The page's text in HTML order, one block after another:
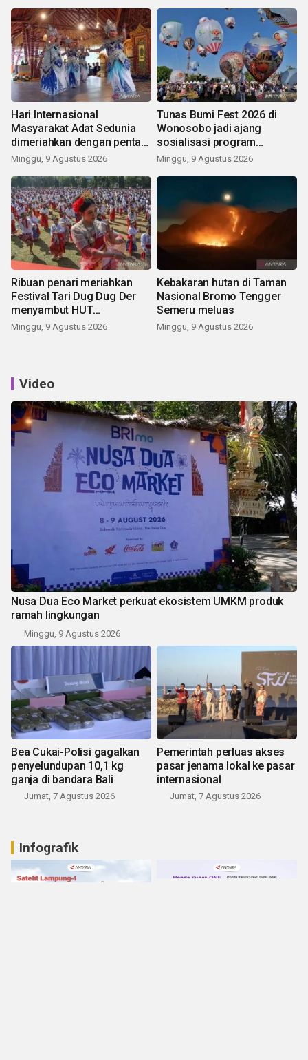
Hari Internasional
Masyarakat Adat Sedunia
dimeriahkan dengan pentas
seni budaya Bali
Minggu, 9 Agustus 2026
Tunas Bumi Fest 2026 di
Wonosobo jadi ajang
sosialisasi program
pemerintah lewat balon
Minggu, 9 Agustus 2026
Ribuan penari meriahkan
Festival Tari Dug Dug Der
menyambut HUT
Kemerdekaan
Minggu, 9 Agustus 2026
Kebakaran hutan di Taman
Nasional Bromo Tengger
Semeru meluas
Minggu, 9 Agustus 2026
Video
Nusa Dua Eco Market perkuat ekosistem UMKM produk
ramah lingkungan
Minggu, 9 Agustus 2026
Bea Cukai-Polisi gagalkan
penyelundupan 10,1 kg
ganja di bandara Bali
Jumat, 7 Agustus 2026
Pemerintah perluas akses
pasar jenama lokal ke pasar
internasional
Jumat, 7 Agustus 2026
Infografik